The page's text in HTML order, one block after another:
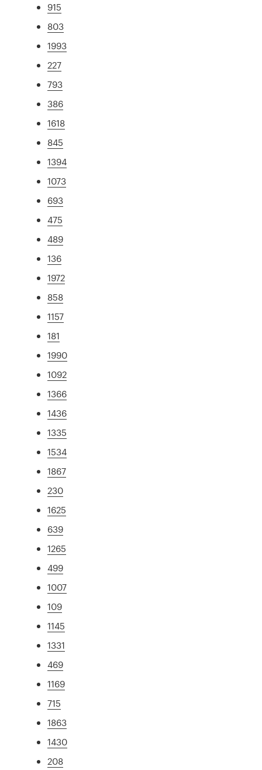
915
803
1993
227
793
386
1618
845
1394
1073
693
475
489
136
1972
858
1157
181
1990
1092
1366
1436
1335
1534
1867
230
1625
639
1265
499
1007
109
1145
1331
469
1169
715
1863
1430
208